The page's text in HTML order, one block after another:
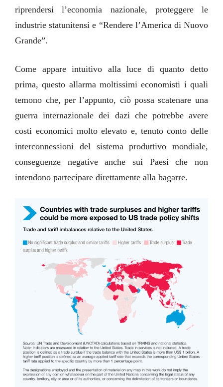
riprendersi l’economia nazionale, proteggere le
industrie statunitensi e “Rendere l’America di Nuovo
Grande”.
Come appare intuitivo alla luce di quanto detto
prima, questo allarma moltissimi economisti i quali
temono che, per l’appunto, ciò possa scatenare una
guerra internazionale dei dazi che potrebbe avere
costi economici molto elevato e, tenuto conto delle
interconnessioni del sistema produttivo mondiale,
conseguenze negative anche sui Paesi che non
intendono partecipare direttamente alla bagarre.